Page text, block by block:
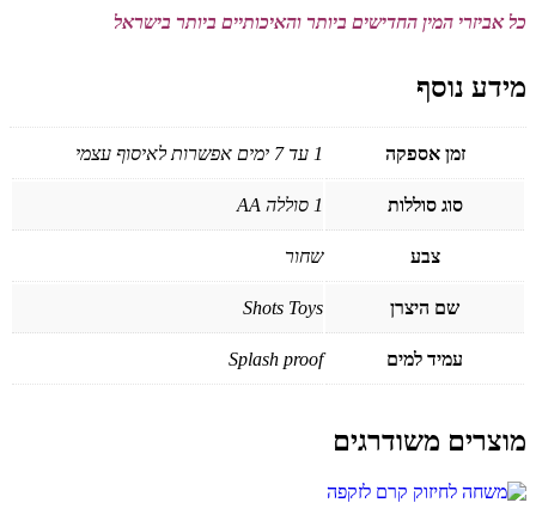
כל אביזרי המין החדישים ביותר והאיכותיים ביותר בישראל
מידע נוסף
זמן אספקה 1 עד 7 ימים אפשרות לאיסוף עצמי
סוג סוללות 1 סוללה AA
צבע שחור
שם היצרן Shots Toys
עמיד למים Splash proof
מוצרים משודרגים